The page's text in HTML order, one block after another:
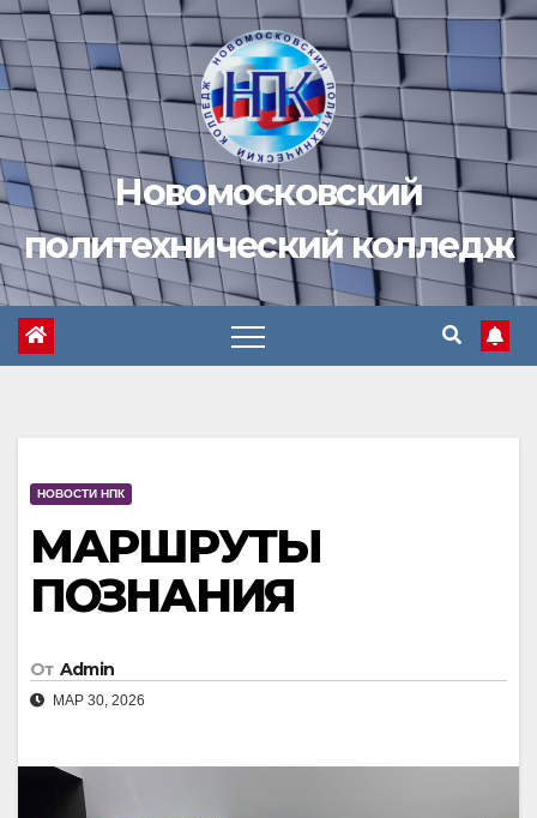
Перейти
к
содержимому
Новомосковский
политехнический колледж
НОВОСТИ НПК
МАРШРУТЫ
ПОЗНАНИЯ
От Admin
МАР 30, 2026